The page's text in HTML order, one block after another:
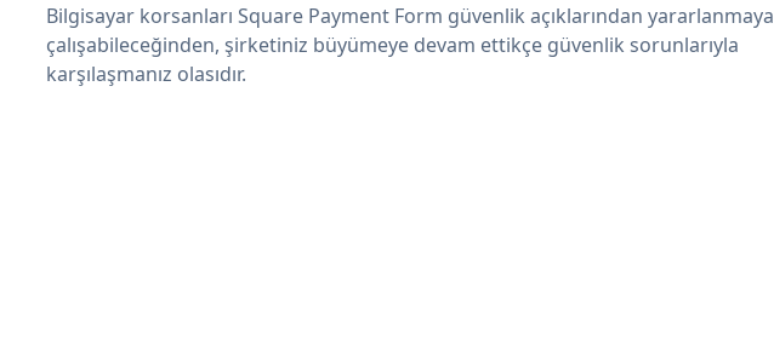
Bilgisayar korsanları Square Payment Form güvenlik açıklarından yararlanmaya
çalışabileceğinden, şirketiniz büyümeye devam ettikçe güvenlik sorunlarıyla
karşılaşmanız olasıdır.